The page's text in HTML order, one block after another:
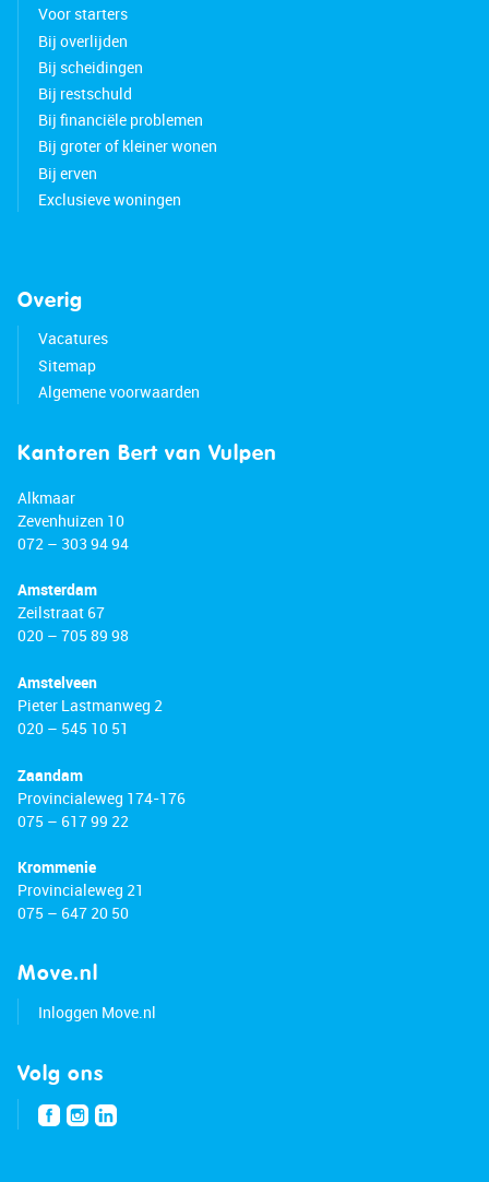
Voor starters
Bij overlijden
Bij scheidingen
Bij restschuld
Bij financiële problemen
Bij groter of kleiner wonen
Bij erven
Exclusieve woningen
Overig
Vacatures
Sitemap
Algemene voorwaarden
Kantoren Bert van Vulpen
Alkmaar
Zevenhuizen 10
072 – 303 94 94
Amsterdam
Zeilstraat 67
020 – 705 89 98
Amstelveen
Pieter Lastmanweg 2
020 – 545 10 51
Zaandam
Provincialeweg 174-176
075 – 617 99 22
Krommenie
Provincialeweg 21
075 – 647 20 50
Move.nl
Inloggen Move.nl
Volg ons